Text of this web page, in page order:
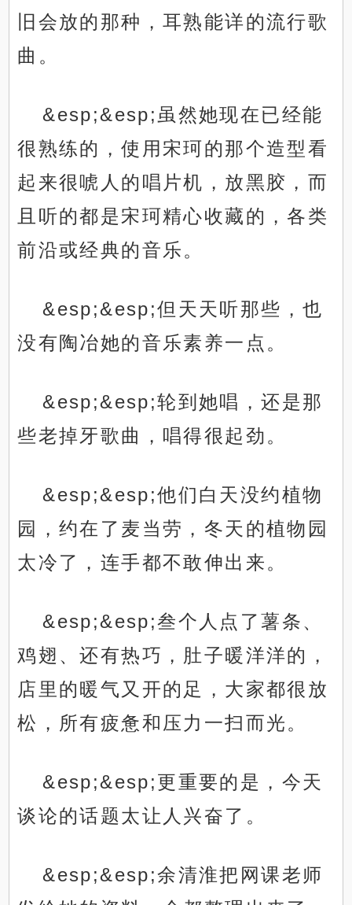
旧会放的那种，耳熟能详的流行歌
曲。
&esp;&esp;虽然她现在已经能
很熟练的，使用宋珂的那个造型看
起来很唬人的唱片机，放黑胶，而
且听的都是宋珂精心收藏的，各类
前沿或经典的音乐。
&esp;&esp;但天天听那些，也
没有陶冶她的音乐素养一点。
&esp;&esp;轮到她唱，还是那
些老掉牙歌曲，唱得很起劲。
&esp;&esp;他们白天没约植物
园，约在了麦当劳，冬天的植物园
太冷了，连手都不敢伸出来。
&esp;&esp;叁个人点了薯条、
鸡翅、还有热巧，肚子暖洋洋的，
店里的暖气又开的足，大家都很放
松，所有疲惫和压力一扫而光。
&esp;&esp;更重要的是，今天
谈论的话题太让人兴奋了。
&esp;&esp;余清淮把网课老师